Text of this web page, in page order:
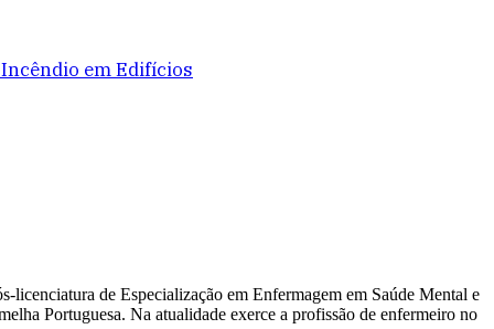
em Edifícios
de Especialização em Enfermagem em Saúde Mental e
Portuguesa. Na atualidade exerce a profissão de enfermeiro no